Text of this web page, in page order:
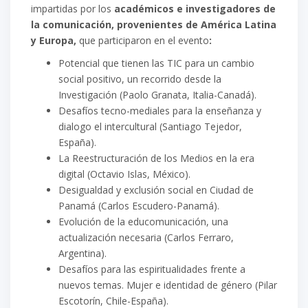
impartidas por los académicos e investigadores de
la comunicación, provenientes de América Latina
y Europa, que participaron en el evento:
Potencial que tienen las TIC para un cambio
social positivo, un recorrido desde la
Investigación (Paolo Granata, Italia-Canadá).
Desafíos tecno-mediales para la enseñanza y
dialogo el intercultural (Santiago Tejedor,
España).
La Reestructuración de los Medios en la era
digital (Octavio Islas, México).
Desigualdad y exclusión social en Ciudad de
Panamá (Carlos Escudero-Panamá).
Evolución de la educomunicación, una
actualización necesaria (Carlos Ferraro,
Argentina).
Desafíos para las espiritualidades frente a
nuevos temas. Mujer e identidad de género (Pilar
Escotorín, Chile-España).